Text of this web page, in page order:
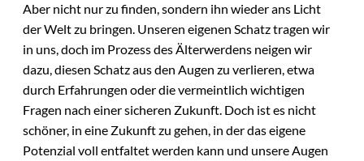
Aber nicht nur zu finden, sondern ihn wieder ans Licht
der Welt zu bringen. Unseren eigenen Schatz tragen wir
in uns, doch im Prozess des Älterwerdens neigen wir
dazu, diesen Schatz aus den Augen zu verlieren, etwa
durch Erfahrungen oder die vermeintlich wichtigen
Fragen nach einer sicheren Zukunft. Doch ist es nicht
schöner, in eine Zukunft zu gehen, in der das eigene
Potenzial voll entfaltet werden kann und unsere Augen